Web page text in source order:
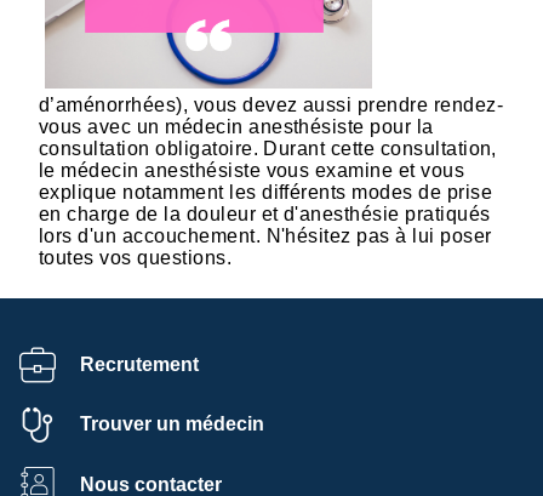
d’aménorrhées), vous devez aussi prendre rendez-
vous avec un médecin anesthésiste pour la
consultation obligatoire. Durant cette consultation,
le médecin anesthésiste vous examine et vous
explique notamment les différents modes de prise
en charge de la douleur et d'anesthésie pratiqués
lors d'un accouchement. N'hésitez pas à lui poser
toutes vos questions.
Recrutement
Trouver un médecin
Nous contacter